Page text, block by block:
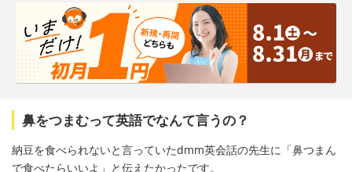
鼻をつまむって英語でなんて言うの？
納豆を食べられないと言っていたdmm英会話の先生に「鼻つまん
で食べたらいいよ」と伝えたかったです。